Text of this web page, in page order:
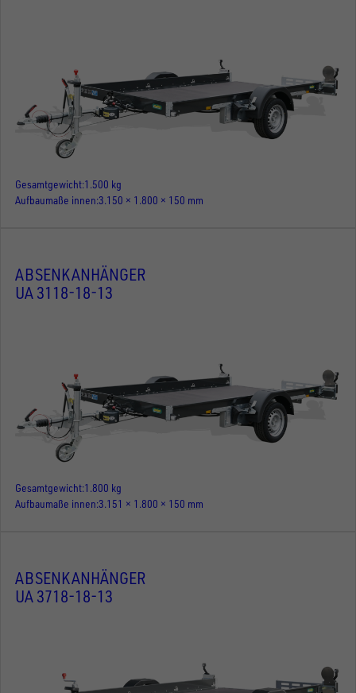
Gesamtgewicht 1.500 kg
Aufbaumaße innen 3.150 × 1.800 × 150 mm
ABSENKANHÄNGER
UA 3118-18-13
Gesamtgewicht 1.800 kg
Aufbaumaße innen 3.151 × 1.800 × 150 mm
ABSENKANHÄNGER
UA 3718-18-13